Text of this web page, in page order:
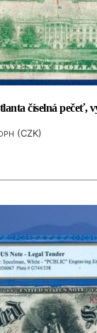
číselná pečeť,
(CZK)